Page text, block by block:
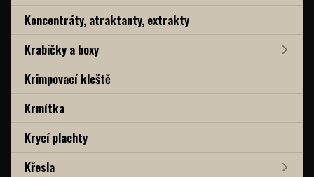
Koncentráty, atraktanty, extrakty
Krabičky a boxy
Krimpovací kleště
Krmítka
Krycí plachty
Křesla